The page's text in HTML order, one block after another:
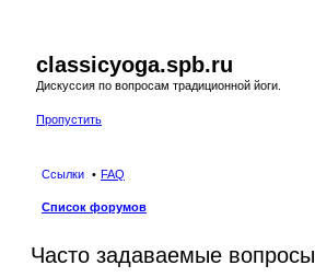
classicyoga.spb.ru
Дискуссия по вопросам традиционной йоги.
Пропустить
Ссылки FAQ
Список форумов
Часто задаваемые вопросы